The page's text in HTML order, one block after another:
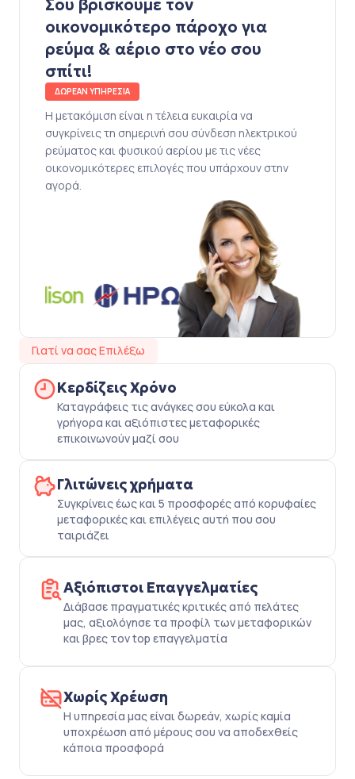
Σου βρίσκουμε τον
οικονομικότερο πάροχο για
ρεύμα & αέριο στο νέο σου
σπίτι!
ΔΩΡΕΑΝ ΥΠΗΡΕΣΙΑ
Η μετακόμιση είναι η τέλεια ευκαιρία να
συγκρίνεις τη σημερινή σου σύνδεση ηλεκτρικού
ρεύματος και φυσικού αερίου με τις νέες
οικονομικότερες επιλογές που υπάρχουν στην
αγορά.
Γιατί να σας Επιλέξω
Κερδίζεις Χρόνο
Καταγράφεις τις ανάγκες σου εύκολα και
γρήγορα και αξιόπιστες μεταφορικές
επικοινωνούν μαζί σου
Γλιτώνεις χρήματα
Συγκρίνεις έως και 5 προσφορές από κορυφαίες
μεταφορικές και επιλέγεις αυτή που σου
ταιριάζει
Αξιόπιστοι Επαγγελματίες
Διάβασε πραγματικές κριτικές από πελάτες
μας, αξιολόγησε τα προφίλ των μεταφορικών
και βρες τον top επαγγελματία
Χωρίς Χρέωση
Η υπηρεσία μας είναι δωρεάν, χωρίς καμία
υποχρέωση από μέρους σου να αποδεχθείς
κάποια προσφορά